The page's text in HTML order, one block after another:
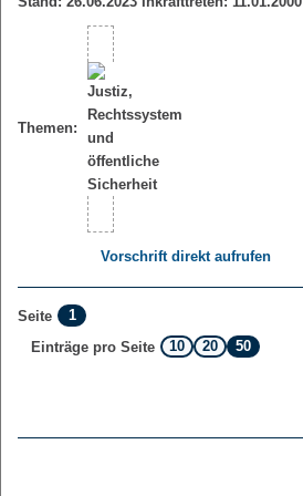
Themen:
Vorschrift direkt aufrufen
Seite
1
Einträge pro Seite
10 20 50